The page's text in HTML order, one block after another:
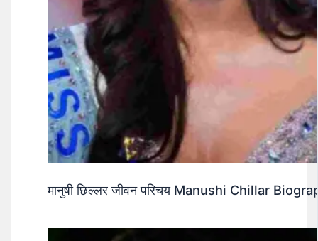
मानुषी छिल्लर जीवन परिचय Manushi Chillar